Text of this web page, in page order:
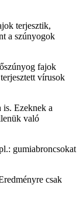
terjesztik,
a szúnyogok
fajok
vírusok
is. Ezeknek a
való
gumiabroncsokat
csak